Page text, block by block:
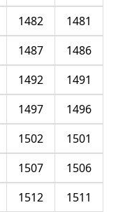
1481
1482
1486
1487
1491
1492
1496
1497
1501
1502
1506
1507
1511
1512